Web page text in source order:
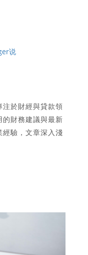
说
於財經與貸款領
財務建議與最新
經驗，文章深入淺